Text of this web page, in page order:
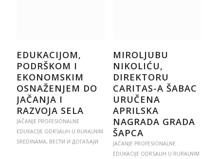
EDUKACIJOM,
PODRŠKOM I
EKONOMSKIM
OSNAŽENJEM DO
JAČANJA I
RAZVOJA SELA
JAČANJE PROFESIONALNE
EDUKACIJE ODRSALIH U RURALNIM
SREDINAMA, ВЕСТИ И ДОГАЂАЈИ
MIROLJUBU
NIKOLIĆU,
DIREKTORU
CARITAS-A ŠABAC
URUČENA
APRILSKA
NAGRADA GRADA
ŠAPCA
JAČANJE PROFESIONALNE
EDUKACIJE ODRSALIH U RURALNIM